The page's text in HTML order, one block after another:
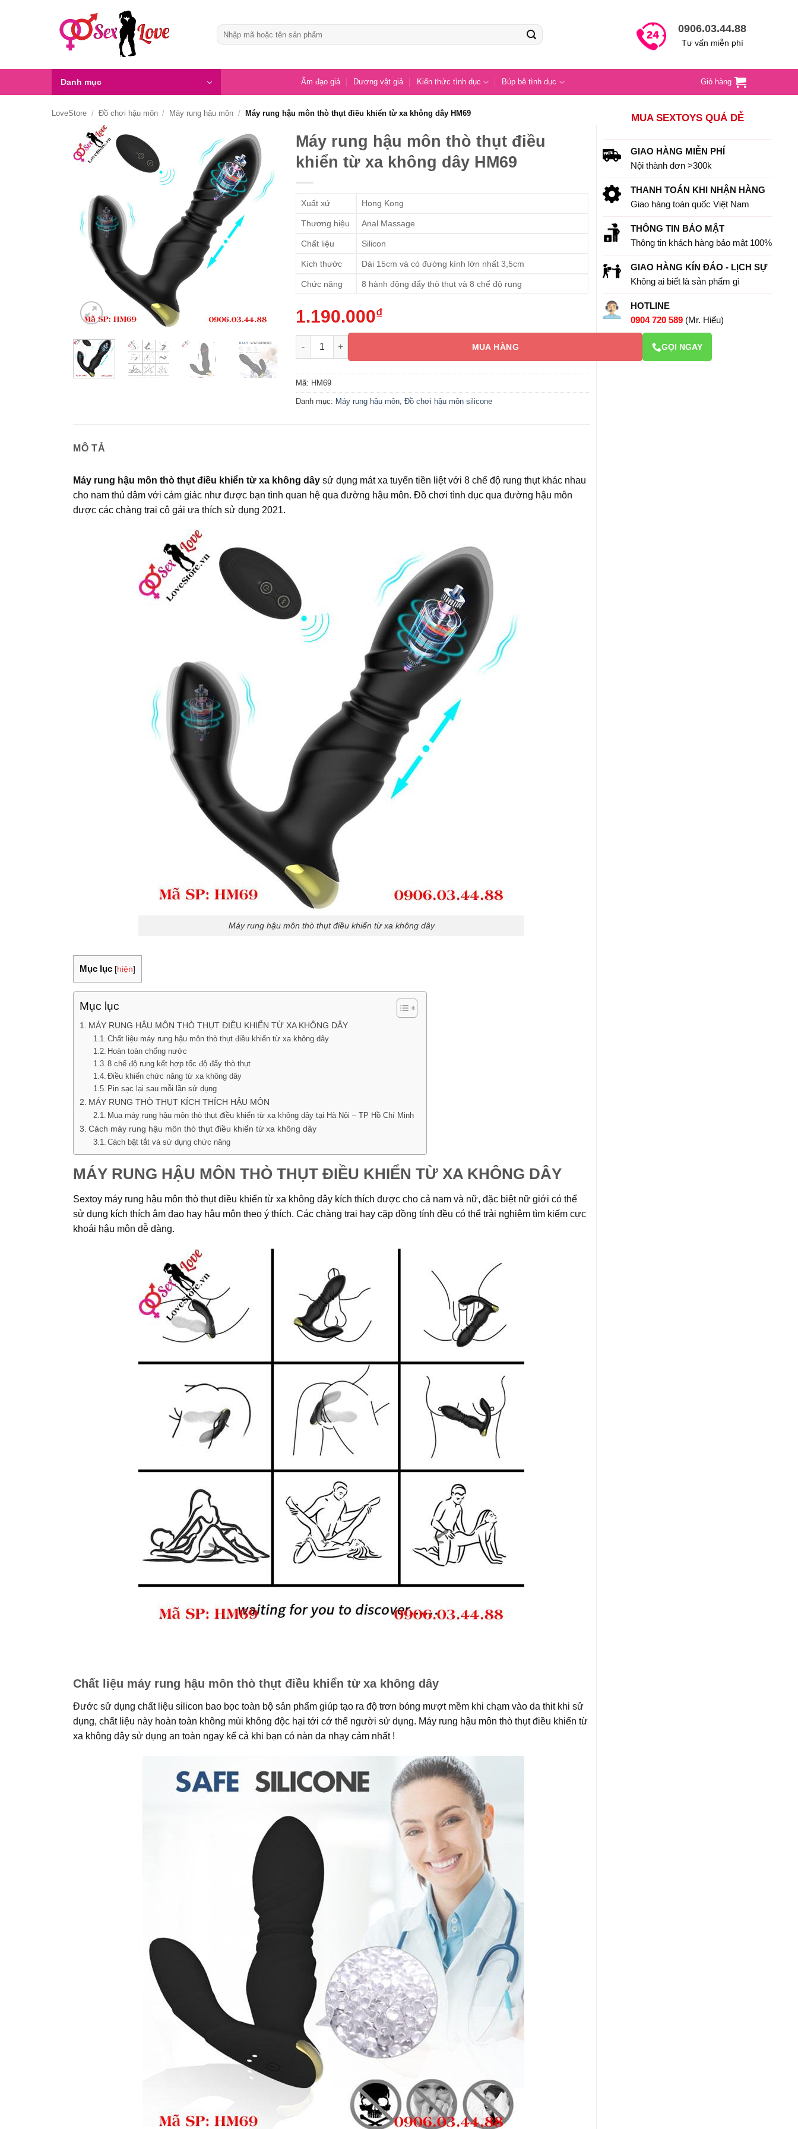
Tìm
kiếm:
0906.03.44.88
Tư vấn miễn phí
Danh mục Âm đạo giả Dương vật giả Kiến thức tình dục Búp bê tình dục Giỏ hàng
LoveStore / Đồ chơi hậu môn / Máy rung hậu môn / Máy rung hậu môn thò thụt điều khiển từ xa không dây HM69 MUA SEXTOYS QUÁ DỄ
GIAO HÀNG MIỄN PHÍ
Nội thành đơn >300k
THANH TOÁN KHI NHẬN HÀNG
Giao hàng toàn quốc Việt Nam
THÔNG TIN BẢO MẬT
Thông tin khách hàng bảo mật 100%
GIAO HÀNG KÍN ĐÁO - LỊCH SỰ
Không ai biết là sản phẩm gì
HOTLINE
0904 720 589 (Mr. Hiếu)
Máy rung hậu môn thò thụt điều
khiển từ xa không dây HM69
Xuất xứ Hong Kong
Thương hiệu Anal Massage
Chất liệu Silicon
Kích thước Dài 15cm và có đường kính lớn nhất 3,5cm
Chức năng 8 hành động đẩy thò thụt và 8 chế độ rung
1.190.000₫
Máy rung hậu môn thò thụt điều khiển từ xa không dây HM69 số lượng
MUA HÀNG GỌI NGAY
Mã: HM69
Danh mục: Máy rung hậu môn ,Đồ chơi hậu môn silicone
MÔ TẢ
Máy rung hậu môn thò thụt điều khiển từ xa không dâysử dụng mát xa tuyến tiền liệt với 8 chế độ rung thụt khác nhau
cho nam thủ dâm với cảm giác như được bạn tình quan hệ qua đường hậu môn. Đồ chơi tình dục qua đường hậu môn
được các chàng trai cô gái ưa thích sử dụng 2021.
Máy rung hậu môn thò thụt điều khiển từ xa không dây
Mục lục [hiện]
Mục lục
MÁY RUNG HẬU MÔN THÒ THỤT ĐIỀU KHIỂN TỪ XA KHÔNG DÂY
Chất liệu máy rung hậu môn thò thụt điều khiển từ xa không dây
Hoàn toàn chống nước
8 chế độ rung kết hợp tốc độ đẩy thò thụt
Điều khiển chức năng từ xa không dây
Pin sạc lại sau mỗi lần sử dụng
MÁY RUNG THÒ THỤT KÍCH THÍCH HẬU MÔN
Mua máy rung hậu môn thò thụt điều khiển từ xa không dây tại Hà Nội – TP Hồ Chí Minh
Cách máy rung hậu môn thò thụt điều khiển từ xa không dây
Cách bật tắt và sử dụng chức năng
MÁY RUNG HẬU MÔN THÒ THỤT ĐIỀU KHIỂN TỪ XA KHÔNG DÂY
Sextoy máy rung hậu môn thò thụt điều khiển từ xa không dây kích thích được cho cả nam và nữ, đặc biệt nữ giới có thể
sử dụng kích thích âm đạo hay hậu môn theo ý thích. Các chàng trai hay cặp đồng tính đều có thể trải nghiệm tìm kiếm cực
khoái hậu môn dễ dàng.
Chất liệu máy rung hậu môn thò thụt điều khiển từ xa không dây
Đước sử dụng chất liệu silicon bao bọc toàn bộ sản phẩm giúp tạo ra độ trơn bóng mượt mềm khi chạm vào da thit khi sử
dụng, chất liệu này hoàn toàn không mùi không độc hại tới cớ thể người sử dụng. Máy rung hậu môn thò thụt điều khiển từ
xa không dây sử dụng an toàn ngay kể cả khi bạn có nàn da nhạy cảm nhất !